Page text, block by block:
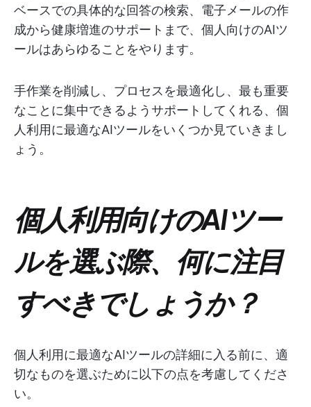
ベースでの具体的な回答の検索、電子メールの作
成から健康増進のサポートまで、個人向けのAIツ
ールはあらゆることをやります。
手作業を削減し、プロセスを最適化し、最も重要
なことに集中できるようサポートしてくれる、個
人利用に最適なAIツールをいくつか見ていきまし
ょう。
個人利用向けのAIツー
ルを選ぶ際、何に注目
すべきでしょうか？
個人利用に最適なAIツールの詳細に入る前に、適
切なものを選ぶために以下の点を考慮してくださ
い。